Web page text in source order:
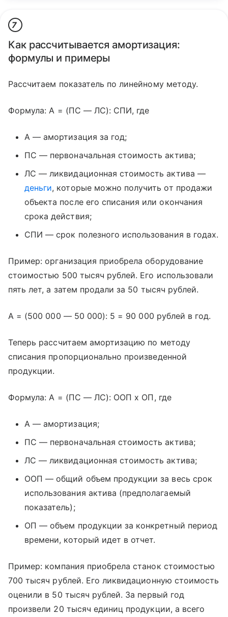
7
Как рассчитывается амортизация:
формулы и примеры
Рассчитаем показатель по линейному методу.
Формула: А = (ПС — ЛС): СПИ, где
А — амортизация за год;
ПС — первоначальная стоимость актива;
ЛС — ликвидационная стоимость актива —
деньги, которые можно получить от продажи
объекта после его списания или окончания
срока действия;
СПИ — срок полезного использования в годах.
Пример: организация приобрела оборудование
стоимостью 500 тысяч рублей. Его использовали
пять лет, а затем продали за 50 тысяч рублей.​
А = (500 000 — 50 000): 5 = 90 000 рублей в год.
Теперь рассчитаем амортизацию по методу
списания пропорционально произведенной
продукции.
Формула: А = (ПС — ЛС): ООП х ОП, где
А — амортизация;
ПС — первоначальная стоимость актива;
ЛС — ликвидационная стоимость актива;
ООП — общий объем продукции за весь срок
использования актива (предполагаемый
показатель);
ОП — объем продукции за конкретный период
времени, который идет в отчет.
Пример: компания приобрела станок стоимостью
700 тысяч рублей. Его ликвидационную стоимость
оценили в 50 тысяч рублей. За первый год
произвели 20 тысяч единиц продукции, а всего